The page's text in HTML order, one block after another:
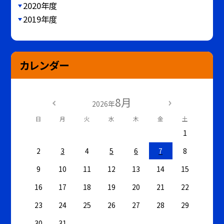
2020年度
2019年度
カレンダー
2026年8月
日 月 火 水 木 金 土
1
2
3 4 5 6 7
8
9
10 11 12 13 14
15
16
17 18 19 20 21
22
23
24 25 26 27 28
29